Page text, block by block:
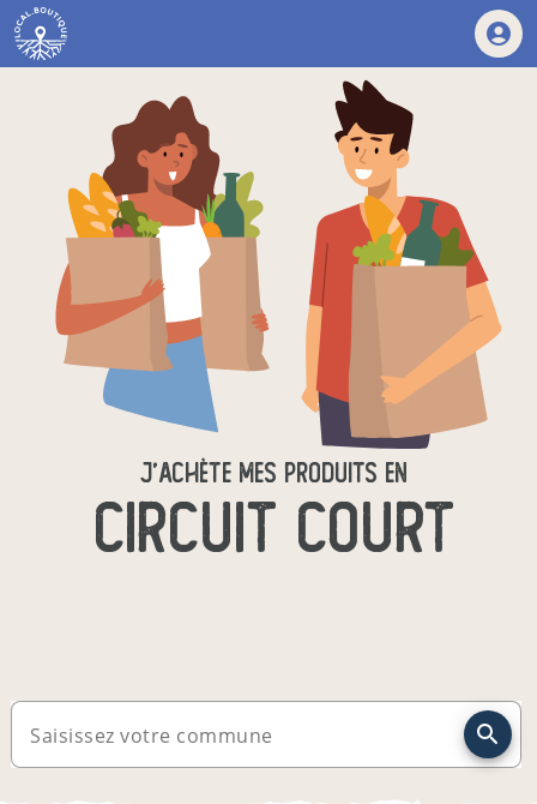
J'ACHÈTE MES PRODUITS EN
CIRCUIT COURT
Saisissez votre commune